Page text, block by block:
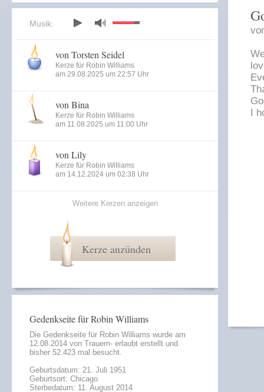
I
Musik:
von Torsten Seidel
Kerze für Robin Williams
am 29.08.2025 um 22:57 Uhr
von Bina
Kerze für Robin Williams
am 11.08.2025 um 11:00 Uhr
von Lily
Kerze für Robin Williams
am 14.12.2024 um 02:38 Uhr
Weitere Kerzen anzeigen
Kerze anzünden
Gedenkseite für Robin Williams
Die Gedenkseite für Robin Williams wurde am
12.08.2014 von Trauern- erlaubt erstellt und
bisher 52.423 mal besucht.
Geburtsdatum: 21. Juli 1951
Geburtsort: Chicago
Sterbedatum: 11. August 2014